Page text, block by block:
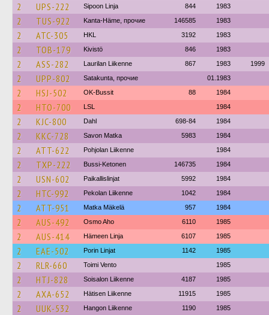
2 UPS-222 Sipoon Linja 844 1983
2 TUS-922 Kanta-Häme, прочие 146585 1983
2 ATC-305 HKL 3192 1983
2 TOB-179 Kivistö 846 1983
2 ASS-282 Laurilan Liikenne 867 1983 1999
2 UPP-802 Satakunta, прочие 01.1983
2 HSJ-502 OK-Bussit 88 1984
2 HTO-700 LSL 1984
2 KJC-800 Dahl 698-84 1984
2 KKC-728 Savon Matka 5983 1984
2 ATT-622 Pohjolan Liikenne 1984
2 TXP-222 Bussi-Ketonen 146735 1984
2 USN-602 Paikallislinjat 5992 1984
2 HTC-992 Pekolan Liikenne 1042 1984
2 ATT-951 Matka Mäkelä 957 1984
2 AUS-492 Osmo Aho 6110 1985
2 AUS-414 Hämeen Linja 6107 1985
2 EAE-502 Porin Linjat 1142 1985
2 RLR-660 Toimi Vento 1985
2 HTJ-828 Soisalon Liikenne 4187 1985
2 AXA-652 Hätisen Liikenne 11915 1985
2 UUK-532 Hangon Liikenne 1190 1985